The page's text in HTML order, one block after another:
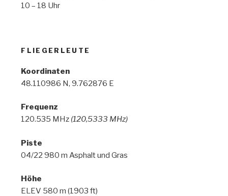
10 – 18 Uhr
FLIEGERLEUTE
Koordinaten
48.110986 N, 9.762876 E
Frequenz
120.535 MHz (120,5333 MHz)
Piste
04/22 980 m Asphalt und Gras
Höhe
ELEV 580 m (1903 ft)